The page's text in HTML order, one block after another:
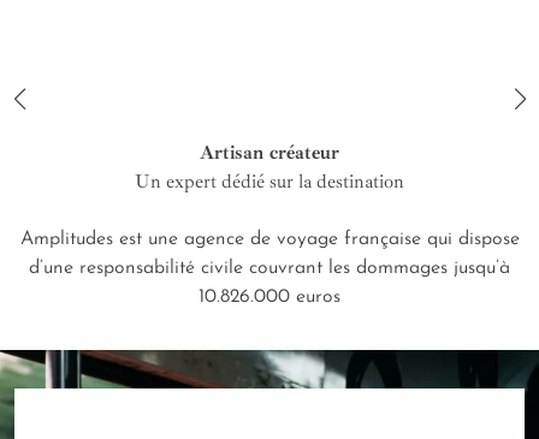
Artisan créateur
Un expert dédié sur la destination
Amplitudes est une agence de voyage française qui dispose
d’une responsabilité civile couvrant les dommages jusqu’à
10.826.000 euros